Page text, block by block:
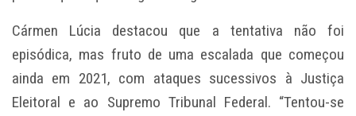
Cármen Lúcia destacou que a tentativa não foi
episódica, mas fruto de uma escalada que começou
ainda em 2021, com ataques sucessivos à Justiça
Eleitoral e ao Supremo Tribunal Federal. “Tentou-se